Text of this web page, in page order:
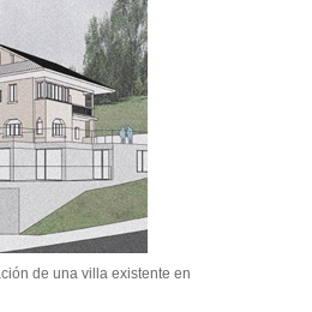
de una villa existente en